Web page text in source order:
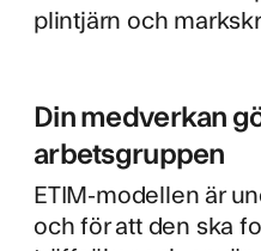
plintjärn och
Din medverkan
arbetsgruppen
ETIM-modellen är
och för att den ska